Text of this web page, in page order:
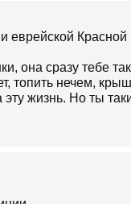
еврейской
она сразу тебе
топить нечем,
жизнь. Но ты